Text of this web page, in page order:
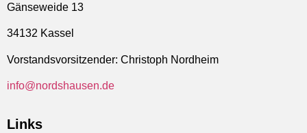
Gänseweide 13
34132 Kassel
Vorstandsvorsitzender: Christoph Nordheim
info@nordshausen.de
Links